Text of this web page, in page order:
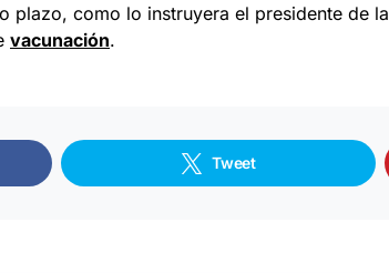
plazo, como lo instruyera el presidente de la
vacunación.
Tweet